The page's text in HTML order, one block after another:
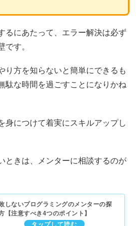
るにあたって、エラー解決は必ず
す。
り方を知らないと簡単にできるも
駄な時間を過ごすことになりかね
身につけて着実にスキルアップし
ときは、メンターに相談するのが
しないプログラミングのメンターの探
【注意すべき4つのポイント】